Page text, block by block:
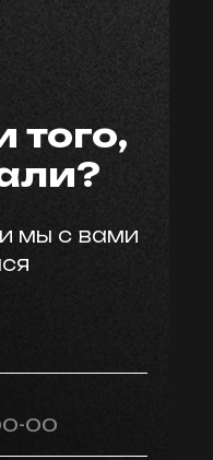
того,
мы с вами